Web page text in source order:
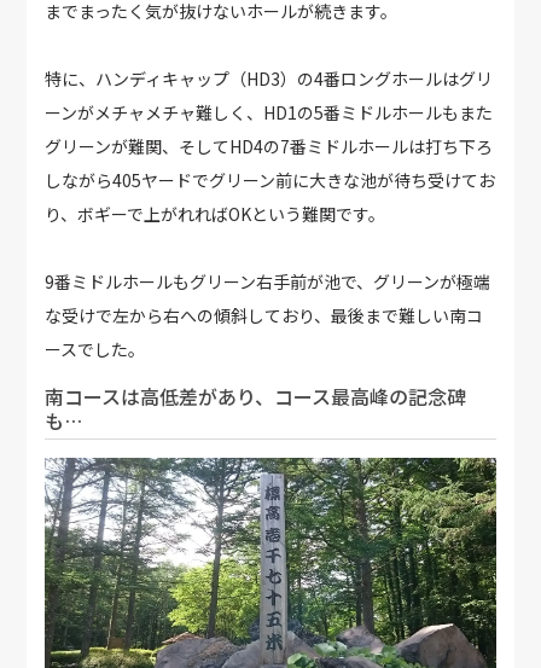
までまったく気が抜けないホールが続きます。
特に、ハンディキャップ（HD3）の4番ロングホールはグリ
ーンがメチャメチャ難しく、HD1の5番ミドルホールもまた
グリーンが難関、そしてHD4の7番ミドルホールは打ち下ろ
しながら405ヤードでグリーン前に大きな池が待ち受けてお
り、ボギーで上がれればOKという難関です。
9番ミドルホールもグリーン右手前が池で、グリーンが極端
な受けで左から右への傾斜しており、最後まで難しい南コ
ースでした。
南コースは高低差があり、コース最高峰の記念碑
も…